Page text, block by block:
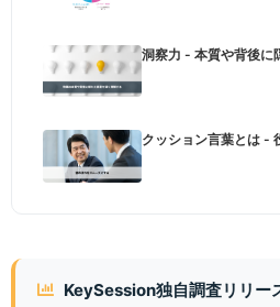
洞察力 - 本質や背後に
クッション言葉とは -
KeySession独自調査リリー